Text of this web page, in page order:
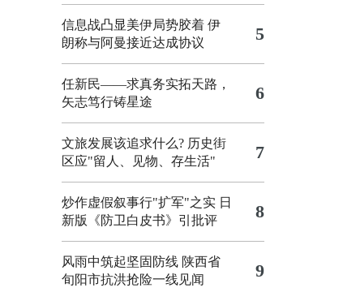
信息战凸显美伊局势胶着 伊
朗称与阿曼接近达成协议
5
任新民——求真务实拓天路，
矢志笃行铸星途
6
文旅发展该追求什么? 历史街
区应"留人、见物、存生活"
7
炒作虚假叙事行"扩军"之实 日
新版《防卫白皮书》引批评
8
风雨中筑起坚固防线 陕西省
旬阳市抗洪抢险一线见闻
9